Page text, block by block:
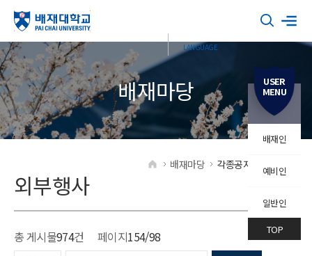
배재마당
외부행사 HOME
배재마당 각종공지 외부행사
총 게시물974건 페이지154/98
USER
MENU
배재인
예비인
일반인
TOP